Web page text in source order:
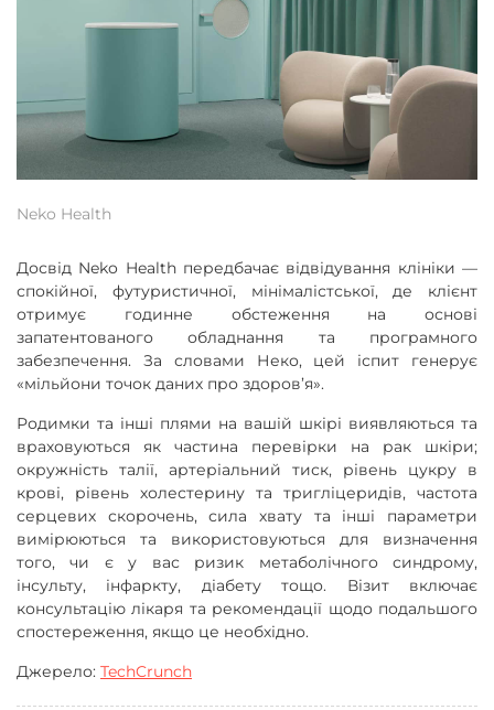
Neko Health
Досвід Neko Health передбачає відвідування клініки —
спокійної, футуристичної, мінімалістської, де клієнт
отримує годинне обстеження на основі
запатентованого обладнання та програмного
забезпечення. За словами Неко, цей іспит генерує
«мільйони точок даних про здоров’я».
Родимки та інші плями на вашій шкірі виявляються та
враховуються як частина перевірки на рак шкіри;
окружність талії, артеріальний тиск, рівень цукру в
крові, рівень холестерину та тригліцеридів, частота
серцевих скорочень, сила хвату та інші параметри
вимірюються та використовуються для визначення
того, чи є у вас ризик метаболічного синдрому,
інсульту, інфаркту, діабету тощо. Візит включає
консультацію лікаря та рекомендації щодо подальшого
спостереження, якщо це необхідно.
Джерело: TechCrunch